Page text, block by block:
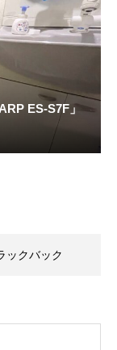
ES-S7F」
ックバック